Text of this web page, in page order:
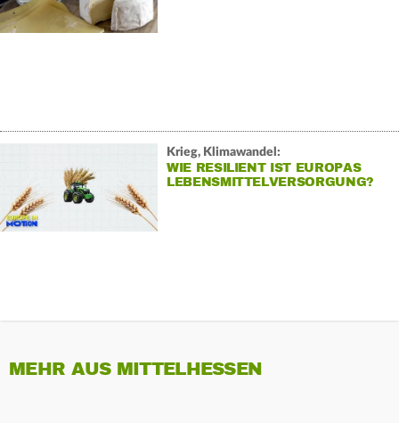
Krieg, Klimawandel:
WIE RESILIENT IST EUROPAS
LEBENSMITTELVERSORGUNG?
MEHR AUS MITTELHESSEN